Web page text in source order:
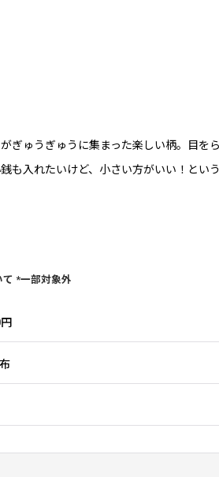
ぎゅうぎゅうに集まった楽しい柄。目を
も入れたいけど、小さい方がいい！とい
*一部対象外